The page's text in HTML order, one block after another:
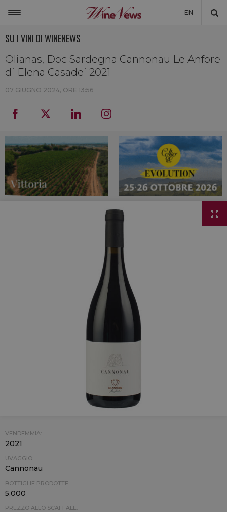
EN
MONDO
NON SOLO VINO
LA CANTINA DI WINENEWS
DICONO DI NOI
WINENEWS TV
SU I VINI DI WINENEWS
Olianas, Doc Sardegna Cannonau Le Anfore
di Elena Casadei 2021
07 GIUGNO 2024, ORE 13:56
VENDEMMIA:
2021
UVAGGIO:
Cannonau
BOTTIGLIE PRODOTTE:
5.000
PREZZO ALLO SCAFFALE: